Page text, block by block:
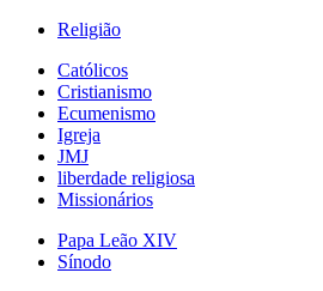
Religião
Católicos
Cristianismo
Ecumenismo
Igreja
JMJ
liberdade religiosa
Missionários
Papa Leão XIV
Sínodo